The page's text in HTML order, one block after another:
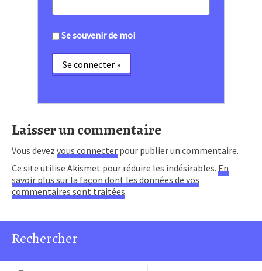
Se souvenir de moi
Laisser un commentaire
Vous devez vous connecter pour publier un commentaire.
Ce site utilise Akismet pour réduire les indésirables. En
savoir plus sur la façon dont les données de vos
commentaires sont traitées.
Rechercher